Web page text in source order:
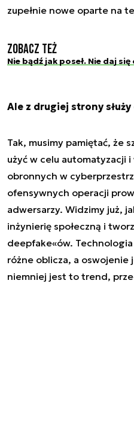
zupełnie nowe oparte na
Zobacz też
Nie bądź jak poseł. Nie daj
Ale z drugiej strony
Tak, musimy pamiętać, że
użyć w celu automatyzacji i
obronnych w
ofensywnych operacji
adwersarzy. Widzimy już,
inżynierię społeczną i
deepfake«ów.
różne oblicza, a oswojenie
niemniej jest to trend,